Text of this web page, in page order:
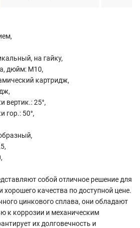
на гайку,
дюйм: M10,
картридж,
вертик.: 25°,
гор.: 50°,
собой отличное решение для
хорошего качества по доступной цене.
цинкового сплава, они обладают
к коррозии и механическим
их долговечность и